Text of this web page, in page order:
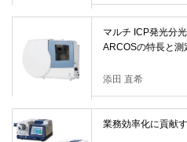
マルチ ICP発光分
ARCOSの特長と測
添田 直希
業務効率化に貢献